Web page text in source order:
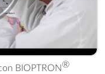
BIOPTRON®